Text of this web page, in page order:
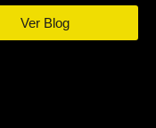
Ver Blog